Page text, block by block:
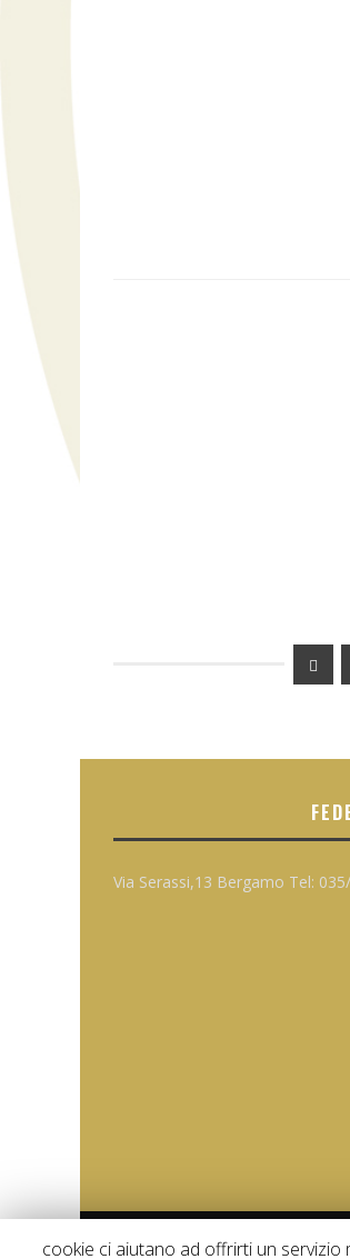
Via Serassi,13 Bergamo Tel:
COPYRIGHT ©, ALL RIGHTS
cookie ci aiutano ad offrirti un